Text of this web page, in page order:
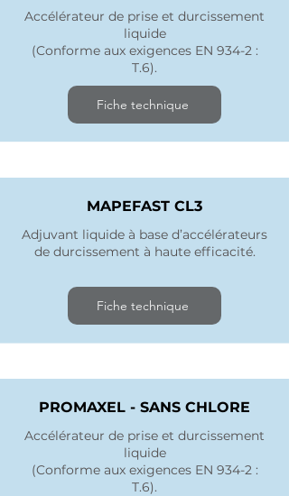
Accélérateur de prise et durcissement
liquide
(Conforme aux exigences EN 934-2 :
T.6).
Fiche technique
MAPEFAST CL3
Adjuvant liquide à base d’accélérateurs
de durcissement à haute efficacité.
Fiche technique
PROMAXEL - SANS CHLORE
Accélérateur de prise et durcissement
liquide
(Conforme aux exigences EN 934-2 :
T.6).